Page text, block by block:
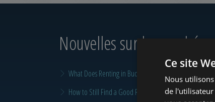
Nouvelles sur le marché
What Does Renting in Budapest Really Cost?
How to Still Find a Good Rental in Budapest at the End
Ce site
Nous
de